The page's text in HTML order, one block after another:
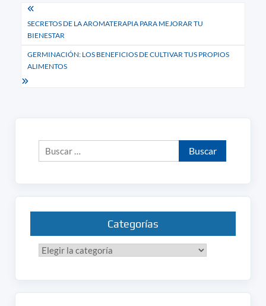
Navegación
de
entradas
SECRETOS DE LA AROMATERAPIA PARA MEJORAR TU
BIENESTAR
GERMINACIÓN: LOS BENEFICIOS DE CULTIVAR TUS PROPIOS
ALIMENTOS
Buscar:
Categorías
Categorías